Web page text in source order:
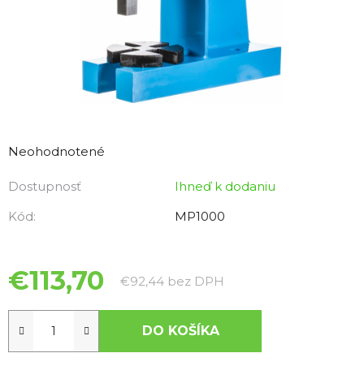
hodnotenie
je
0,0
hviezdičiek.
Neohodnotené
Dostupnosť
Ihneď k dodaniu
Kód:
MP1000
€113,70 €92,44 bez DPH
DO KOŠÍKA